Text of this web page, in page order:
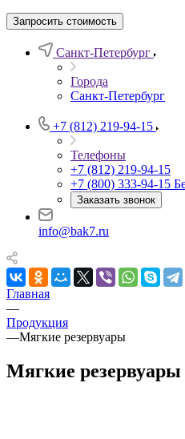
Запросить стоимость
Санкт-Петербург
Города
Санкт-Петербург
+7 (812) 219-94-15
Телефоны
+7 (812) 219-94-15
+7 (800) 333-94-15
Заказать звонок
info@bak7.ru
Главная
—
Продукция
—Мягкие резервуары
Мягкие резервуары